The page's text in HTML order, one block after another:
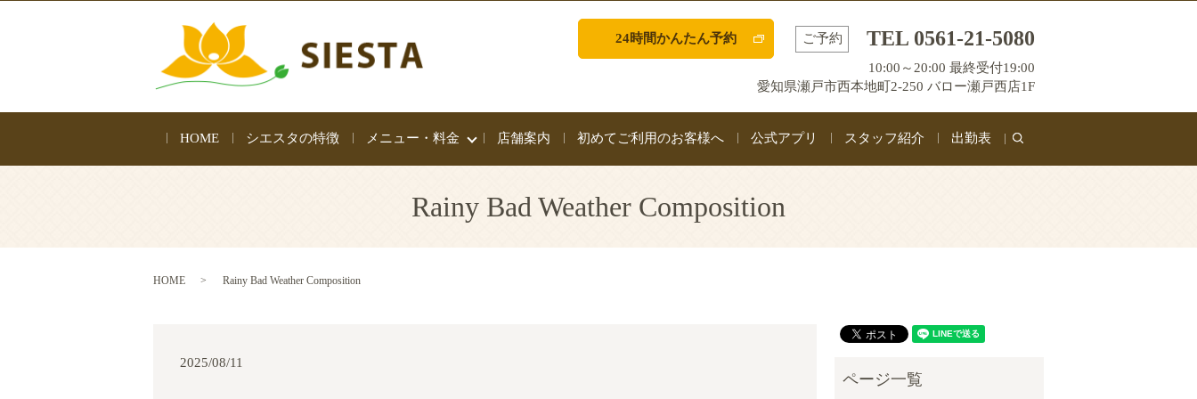
24時間かんたん予約 ご予約 TEL 0561-21-5080
10:00～20:00 最終受付19:00
愛知県瀬戸市西本地町2-250 バロー瀬戸西店1F
HOME シエスタの特徴 メニュー・料金 店舗案内 初めてご利用のお客様へ 公式アプリ スタッフ紹介 出勤表
search
Rainy Bad Weather Composition
HOME Rainy Bad Weather Composition
2025/08/11